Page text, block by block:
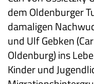
dem Oldenburger
damaligen
und Ulf Gebken
Oldenburg) ins
Kinder und